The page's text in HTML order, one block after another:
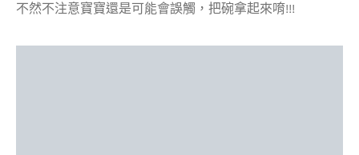
不然不注意寶寶還是可能會誤觸，把碗拿起來唷!!!